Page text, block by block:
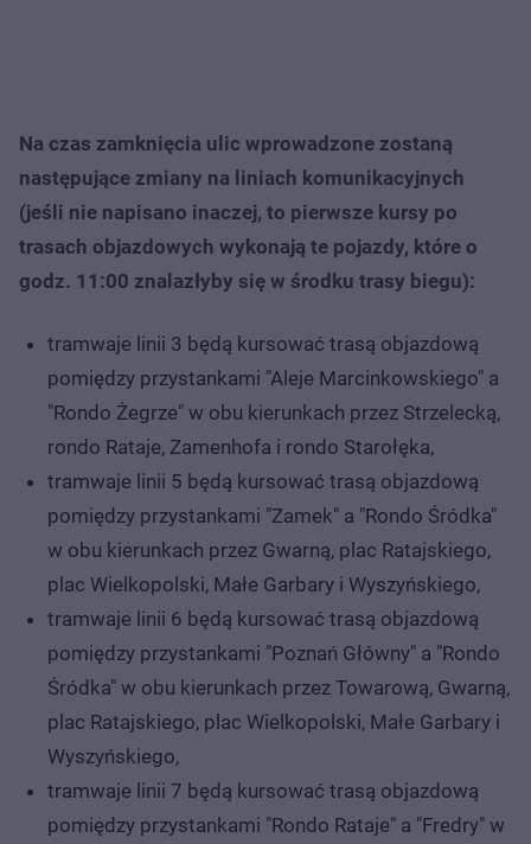
Na czas zamknięcia ulic wprowadzone zostaną
następujące zmiany na liniach komunikacyjnych
(jeśli nie napisano inaczej, to pierwsze kursy po
trasach objazdowych wykonają te pojazdy, które o
godz. 11:00 znalazłyby się w środku trasy biegu):
tramwaje linii 3 będą kursować trasą objazdową
pomiędzy przystankami "Aleje Marcinkowskiego" a
"Rondo Żegrze" w obu kierunkach przez Strzelecką,
rondo Rataje, Zamenhofa i rondo Starołęka,
tramwaje linii 5 będą kursować trasą objazdową
pomiędzy przystankami "Zamek" a "Rondo Śródka"
w obu kierunkach przez Gwarną, plac Ratajskiego,
plac Wielkopolski, Małe Garbary i Wyszyńskiego,
tramwaje linii 6 będą kursować trasą objazdową
pomiędzy przystankami "Poznań Główny" a "Rondo
Śródka" w obu kierunkach przez Towarową, Gwarną,
plac Ratajskiego, plac Wielkopolski, Małe Garbary i
Wyszyńskiego,
tramwaje linii 7 będą kursować trasą objazdową
pomiędzy przystankami "Rondo Rataje" a "Fredry" w